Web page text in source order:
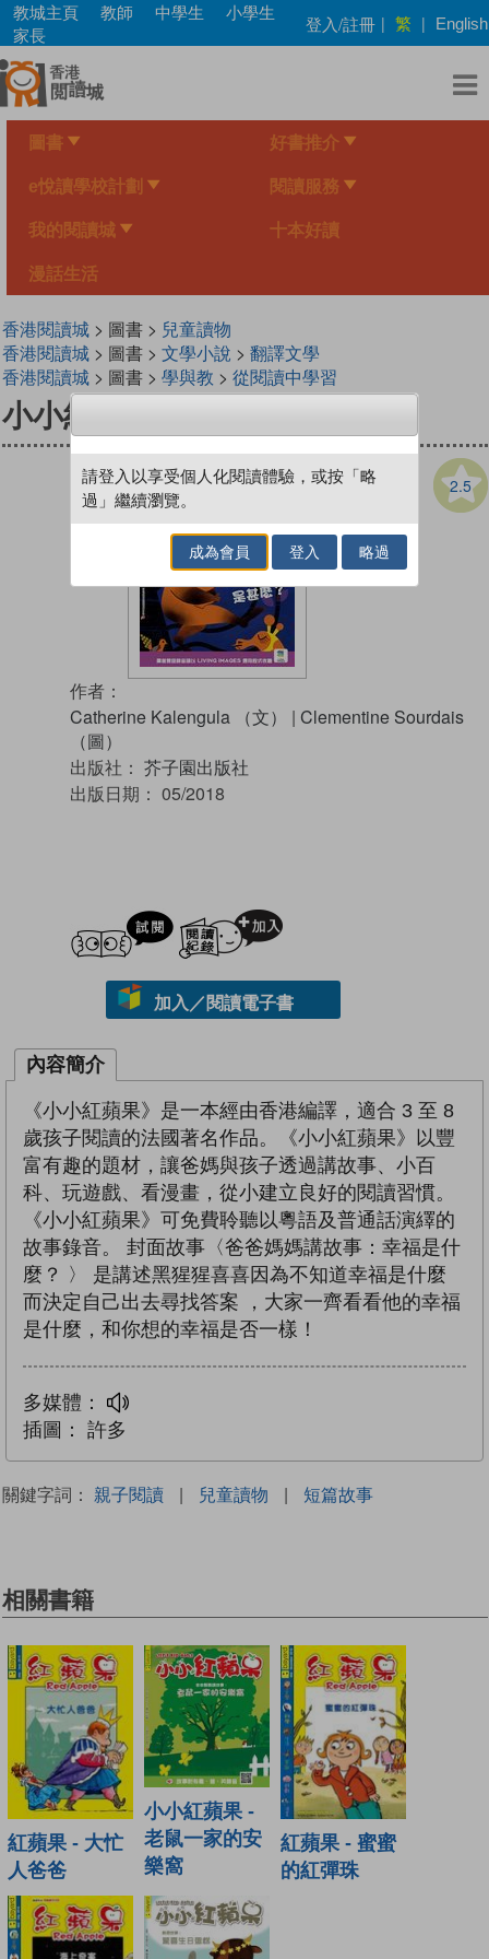
Skip
main
content
教城主頁 教師 中學生
小學生
家長
登入/註冊 | 繁 | English
圖書 好書推介
e悅讀學校計劃 閱讀服務
我的閱讀城 十本好讀
漫話生活
香港閱讀城> 圖書 > 兒童讀物
香港閱讀城> 圖書 > 文學小說 > 翻譯文學
香港閱讀城> 圖書 > 學與教 > 從閱讀中學習
小小紅蘋果 - 幸福是甚麼 ?
2.5
作者：
Catherine Kalengula （文）
| Clementine Sourdais
（圖）
出版社： 芥子園出版社
出版日期： 05/2018
試閲
加入／閱讀電子書
內容簡介
《小小紅蘋果》是一本經由香港編譯，適合 3 至 8
歲孩子閱讀的法國著名作品。《小小紅蘋果》以豐
富有趣的題材，讓爸媽與孩子透過講故事、小百
科、玩遊戲、看漫畫，從小建立良好的閱讀習慣。
《小小紅蘋果》可免費聆聽以粵語及普通話演繹的
故事錄音。 封面故事〈爸爸媽媽講故事：幸福是什
麼？ 〉 是講述黑猩猩喜喜因為不知道幸福是什麼
而決定自己出去尋找答案 ，大家一齊看看他的幸福
是什麼，和你想的幸福是否一樣！
多媒體：
插圖：
許多
關鍵字詞： 親子閱讀 | 兒童讀物 | 短篇故事
相關書籍
紅蘋果 - 大忙
人爸爸
小小紅蘋果 -
老鼠一家的安
樂窩
紅蘋果 - 蜜蜜
的紅彈珠
請登入以享受個人化閱讀體驗，或按「略
過」繼續瀏覽。
成為會員 登入 略過